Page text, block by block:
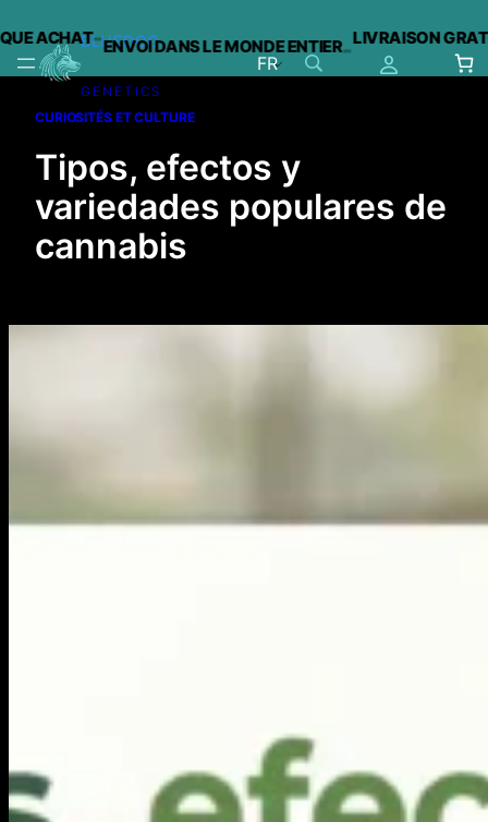
contenu
-ENVOI DANS LE MONDE ENTIER-LIVRAISON GRATUITE
BLUEDOG
GENETICS
FR
CURIOSITÉS ET CULTURE
Tipos, efectos y
variedades populares de
cannabis